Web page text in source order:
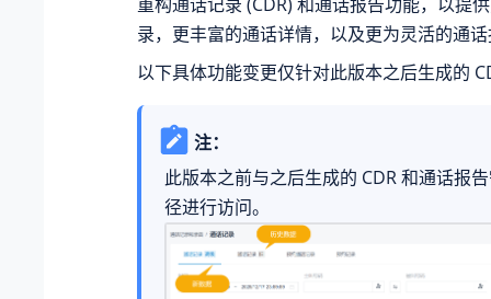
录，更丰富的通话详情，以及更为灵活的通
以下具体功能变更仅针对此版本之后生成的
注：
此版本之前与之后生成的 CDR 和通话报
径进行访问。